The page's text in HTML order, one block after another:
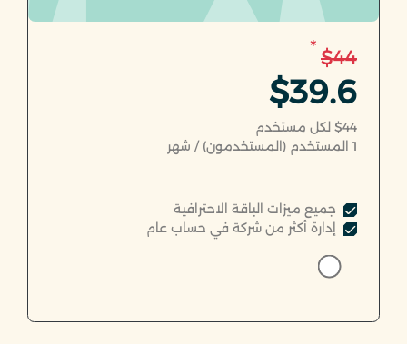
$44
*
$39.6
$44 لكل مستخدم
1 المستخدم (المستخدمون) / شهر
جميع ميزات الباقة الاحترافية
إدارة أكثر من شركة في حساب عام